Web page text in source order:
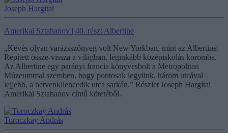
Joseph Hargitai
Amerikai Sztahanov | 40. rész: Albertine
„Kevés olyan varázsszőnyeg volt New Yorkban, mint az Albertine.
Repített össze-vissza a világban, leginkább középiskolás koromba.
Az Albertine egy parányi francia könyvesbolt a Metropolitan
Múzeummal szemben, hogy pontosak legyünk, három utcával
lejjebb, a hetvenkilencedik utca sarkán.” Részlet Joseph Hargitai
Amerikai Sztahanov című kötetéből.
Toroczkay András